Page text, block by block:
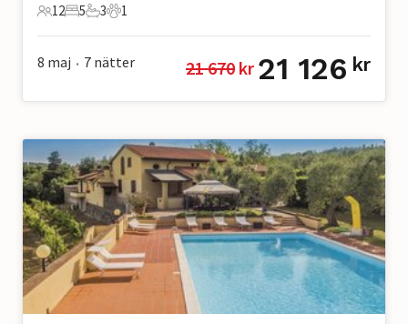
12 Gäster
12
5 Sovrum
5
3 Badrum
3
1 Husdjur
1
8 maj • 7 nätter 21 670 kr 21 126 kr